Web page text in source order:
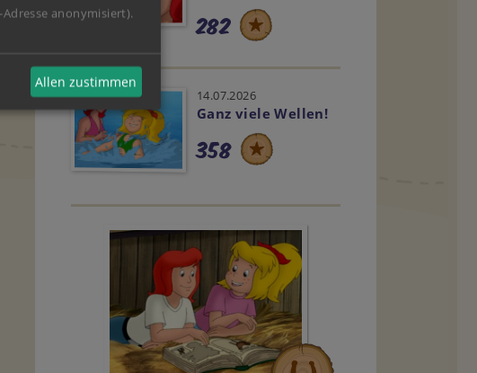
282
14.07.2026
Ganz viele Wellen!
358
anonymisiert).
Allen zustimmen